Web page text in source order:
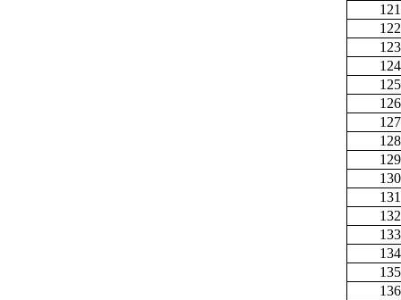
121
122
123
124
125
126
127
128
129
130
131
132
133
134
135
136